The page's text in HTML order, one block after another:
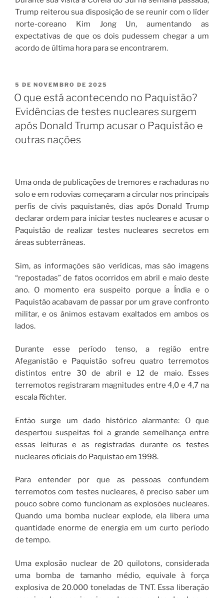
Trump reiterou sua disposição de se reunir com o líder
norte-coreano Kim Jong Un, aumentando as
expectativas de que os dois pudessem chegar a um
acordo de última hora para se encontrarem.
5 DE NOVEMBRO DE 2025
O que está acontecendo no Paquistão?
Evidências de testes nucleares surgem
após Donald Trump acusar o Paquistão e
outras nações
Uma onda de publicações de tremores e rachaduras no
solo e em rodovias começaram a circular nos principais
perfis de civis paquistanês, dias após Donald Trump
declarar ordem para iniciar testes nucleares e acusar o
Paquistão de realizar testes nucleares secretos em
áreas subterrâneas.
Sim, as informações são verídicas, mas são imagens
“repostadas” de fatos ocorridos em abril e maio deste
ano. O momento era suspeito porque a Índia e o
Paquistão acabavam de passar por um grave confronto
militar, e os ânimos estavam exaltados em ambos os
lados.
Durante esse período tenso, a região entre
Afeganistão e Paquistão sofreu quatro terremotos
distintos entre 30 de abril e 12 de maio. Esses
terremotos registraram magnitudes entre 4,0 e 4,7 na
escala Richter.
Então surge um dado histórico alarmante: O que
despertou suspeitas foi a grande semelhança entre
essas leituras e as registradas durante os testes
nucleares oficiais do Paquistão em 1998.
Para entender por que as pessoas confundem
terremotos com testes nucleares, é preciso saber um
pouco sobre como funcionam as explosões nucleares.
Quando uma bomba nuclear explode, ela libera uma
quantidade enorme de energia em um curto período
de tempo.
Uma explosão nuclear de 20 quilotons, considerada
uma bomba de tamanho médio, equivale à força
explosiva de 20.000 toneladas de TNT. Essa liberação